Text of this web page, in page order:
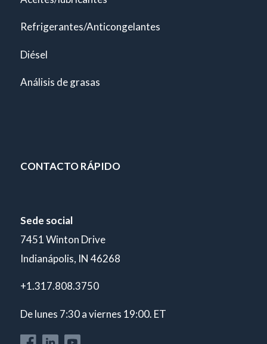
Refrigerantes/Anticongelantes
Diésel
Análisis de grasas
CONTACTO RÁPIDO
Sede social
7451 Winton Drive
Indianápolis, IN 46268
+1.317.808.3750
De lunes 7:30 a viernes 19:00. ET